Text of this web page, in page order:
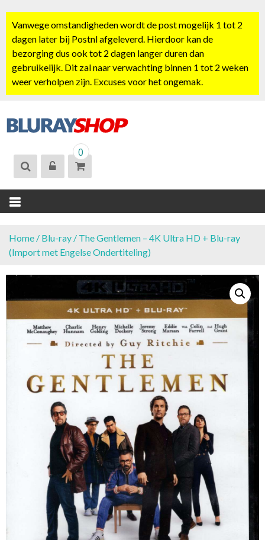
Vanwege omstandigheden wordt de post mogelijk 1 tot 2
dagen later bij Postnl afgeleverd. Hierdoor kan de
bezorging dus ook tot 2 dagen langer duren dan
gebruikelijk. Dit zal naar verwachting binnen 1 tot 2 weken
weer verholpen zijn. Excuses voor het ongemak.
0
Home / Blu-ray / The Gentlemen – 4K Ultra HD + Blu-ray
(Import met Engelse Ondertiteling)